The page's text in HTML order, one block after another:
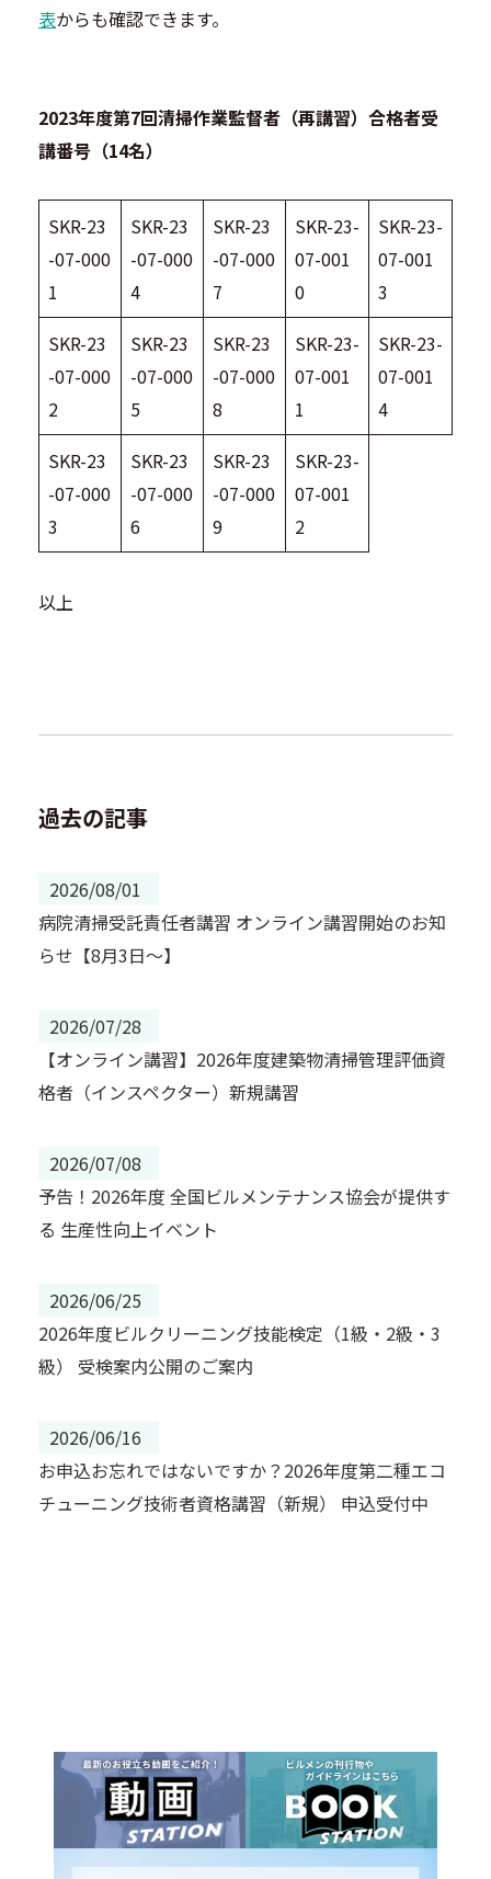
表からも確認できます。
2023年度第7回清掃作業監督者（再講習）合格者受
講番号（14名）
SKR-23
-07-000
1
SKR-23
-07-000
4
SKR-23
-07-000
7
SKR-23-
07-001
0
SKR-23-
07-001
3
SKR-23
-07-000
2
SKR-23
-07-000
5
SKR-23
-07-000
8
SKR-23-
07-001
1
SKR-23-
07-001
4
SKR-23
-07-000
3
SKR-23
-07-000
6
SKR-23
-07-000
9
SKR-23-
07-001
2
以上
過去の記事
2026/08/01
病院清掃受託責任者講習 オンライン講習開始のお知
らせ【8月3日～】
2026/07/28
【オンライン講習】2026年度建築物清掃管理評価資
格者（インスペクター）新規講習
2026/07/08
予告！2026年度 全国ビルメンテナンス協会が提供す
る 生産性向上イベント
2026/06/25
2026年度ビルクリーニング技能検定（1級・2級・3
級） 受検案内公開のご案内
2026/06/16
お申込お忘れではないですか？2026年度第二種エコ
チューニング技術者資格講習（新規） 申込受付中